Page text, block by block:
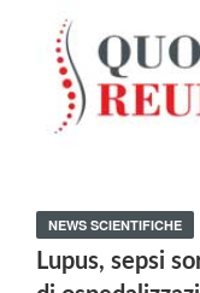
NEWS SCIENTIFICHE
Lupus, sepsi